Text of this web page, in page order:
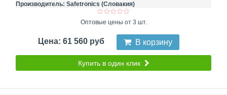
Производитель: Safetronics (Словакия)
Оптовые цены от 3 шт.
Цена: 61 560 руб В корзину
Купить в один клик